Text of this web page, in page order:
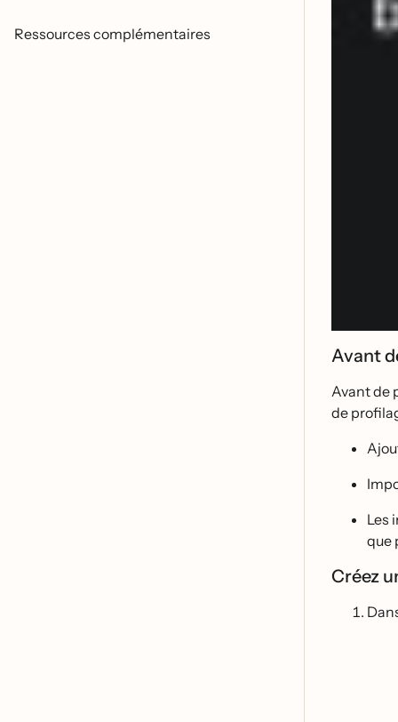
Ressources complémentaires
Avant
Avant de
de
Les
que
Créez